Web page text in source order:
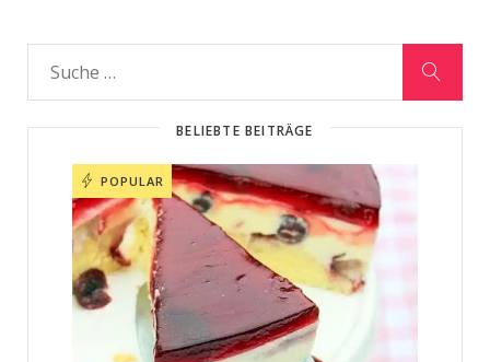
BELIEBTE BEITRÄGE
POPULAR